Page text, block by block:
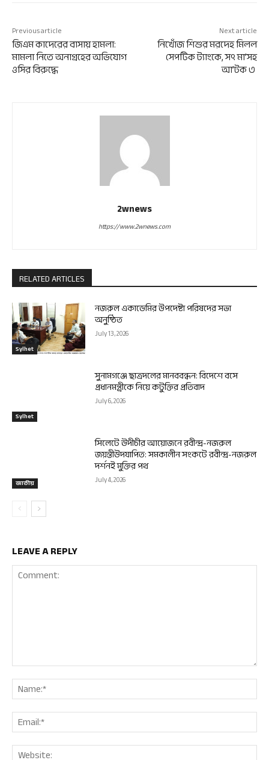
Previous article
জিএম কাদেরের বাসায় হামলা:
মামলা নিতে অনাগ্রহের অভিযোগ
ওসির বিরুদ্ধে
Next article
নিখোঁজ শিশুর মরদেহ মিলল
সেপটিক ট্যাংকে, সৎ মা’সহ
আ’টক ৩
2wnews
https://www.2wnews.com
RELATED ARTICLES
Sylhet
নজরুল একাডেমির উপদেষ্টা পরিষদের সভা
অনুষ্ঠিত
July 13, 2026
Sylhet
সুনামগঞ্জে ছাত্রদলের মানববন্ধন: বিদেশে বসে
প্রধানমন্ত্রীকে নিয়ে কটুক্তির প্রতিবাদ
July 6, 2026
জাতীয়
সিলেটে উদীচীর আয়োজনে রবীন্দ্র-নজরুল
জয়ন্তীউদযাপিত: সমকালীন সংকটে রবীন্দ্র-নজরুল
দর্শনই মুক্তির পথ
July 4, 2026
LEAVE A REPLY